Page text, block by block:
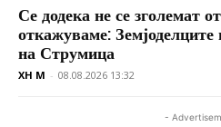
Се додека не се зголемат
откажуваме: Земјоделците
на Струмица
XH M - 08.08.2026 13:32
-